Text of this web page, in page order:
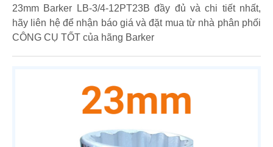
23mm Barker LB-3/4-12PT23B đầy đủ và chi tiết nhất,
hãy liên hệ để nhận báo giá và đặt mua từ nhà phân phối
CÔNG CỤ TỐT của hãng Barker